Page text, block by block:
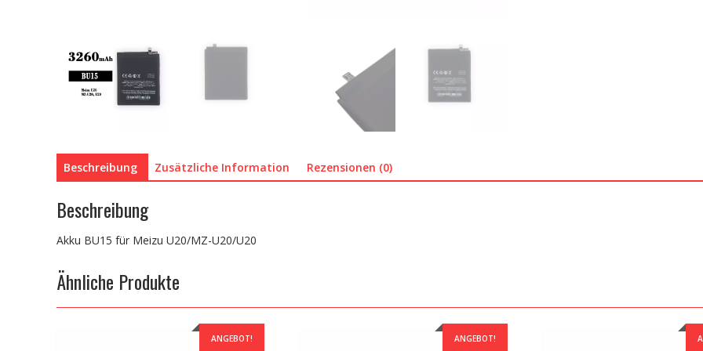
Beschreibung Zusätzliche Information Rezensionen (0)
Beschreibung
Akku BU15 für Meizu U20/MZ-U20/U20
Ähnliche Produkte
ANGEBOT! ANGEBOT!